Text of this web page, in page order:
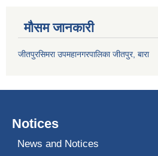
मौसम जानकारी
जीतपुरसिमरा उपमहानगरपालिका जीतपुर, बारा
Notices
News and Notices